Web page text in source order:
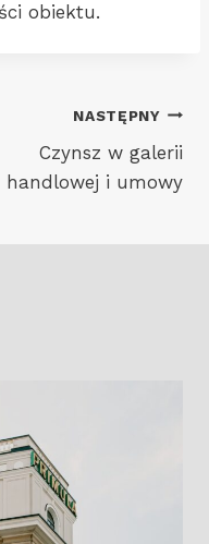
obiektu.
NASTĘPNY
Czynsz w galerii
handlowej i umowy